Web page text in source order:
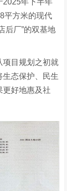
2025年下半年
平方米的现代
后厂”的双基地
项目规划之初就
生态保护、民生
更好地惠及社